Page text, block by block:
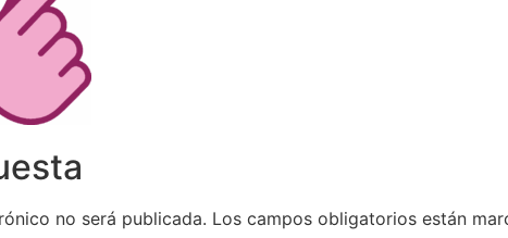
no será publicada. Los campos obligatorios están